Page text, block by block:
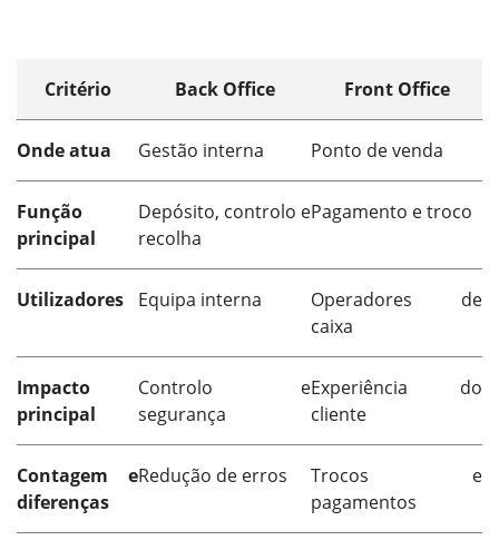
Critério Back Office Front Office
Onde atua Gestão interna Ponto de venda
Função
principal
Depósito, controlo e
recolha
Pagamento e troco
Utilizadores Equipa interna
Operadores de
caixa
Impacto
principal
Controlo e
segurança
Experiência do
cliente
Contagem e
diferenças
Redução de erros
Trocos e
pagamentos